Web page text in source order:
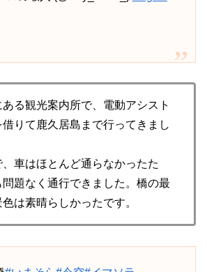
る観光案内所で、電動アシスト
りて鹿久居島まで行ってきまし
車はほとんど通らなかったた
題なく通行できました。橋の最
は素晴らしかったです。